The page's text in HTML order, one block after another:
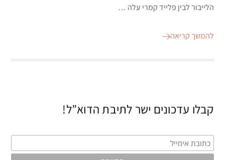
הלייבור לבין פלייד קמרי עלה …
להמשך קריאה
קבלו עדכונים ישר לתיבת הדוא”ל!